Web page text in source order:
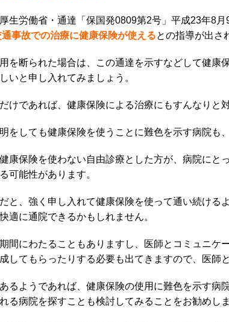
生労働省・通達「保国発0809第2号」平成23年8
通事故での治療に健康保険が使えるとの指導が出さ
を断られた場合は、この通達を示すなどして健康
いと申し入れてみましょう。
けであれば、健康保険による治療にもすんなりと
をしても健康保険を使うことに難色を示す病院も
康保険を使わない自由診療とした方が、病院にと
可能性があります。
と、強く申し入れて健康保険を使って通い続ける
適に通院できるかもしれません。
間にわたることもありますし、医師とコミュニケ
してもらったりする必要も出てきますので、医師
るようであれば、健康保険の使用に難色を示す病
る病院を探すことも検討してみることをお勧めしま